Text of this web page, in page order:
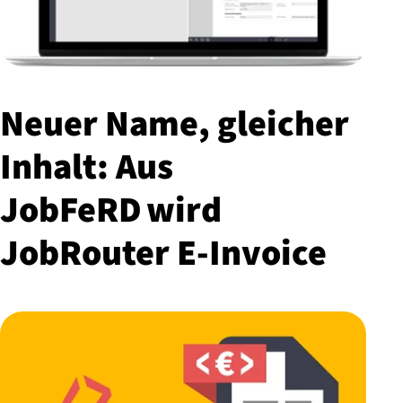
Neuer Name, gleicher
Inhalt: Aus
JobFeRD wird
JobRouter E-Invoice